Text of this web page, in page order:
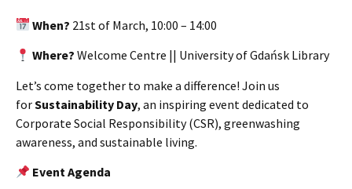
When? 21st of March, 10:00 – 14:00
Where? Welcome Centre || University of Gdańsk Library
Let’s come together to make a difference! Join us
forSustainability Day, an inspiring event dedicated to
Corporate Social Responsibility (CSR), greenwashing
awareness, and sustainable living.
Event Agenda